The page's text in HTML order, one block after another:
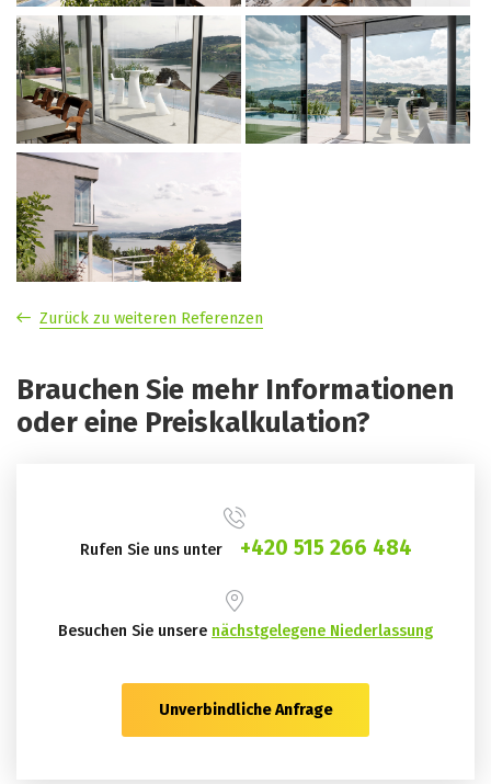
Zurück zu weiteren Referenzen
Brauchen Sie mehr Informationen
oder eine Preiskalkulation?
Rufen Sie uns unter +420 515 266 484
Besuchen Sie unsere nächstgelegene Niederlassung
Unverbindliche Anfrage